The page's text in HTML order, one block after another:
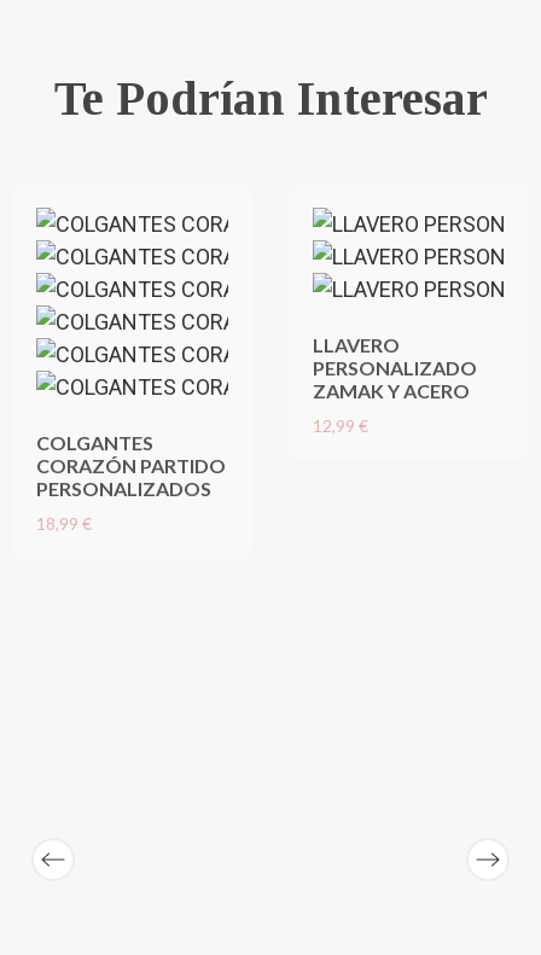
Te Podrían Interesar
COLGANTES
CORAZÓN PARTIDO
PERSONALIZADOS
18,99 €
LLAVERO
PERSONALIZADO
ZAMAK Y ACERO
12,99 €